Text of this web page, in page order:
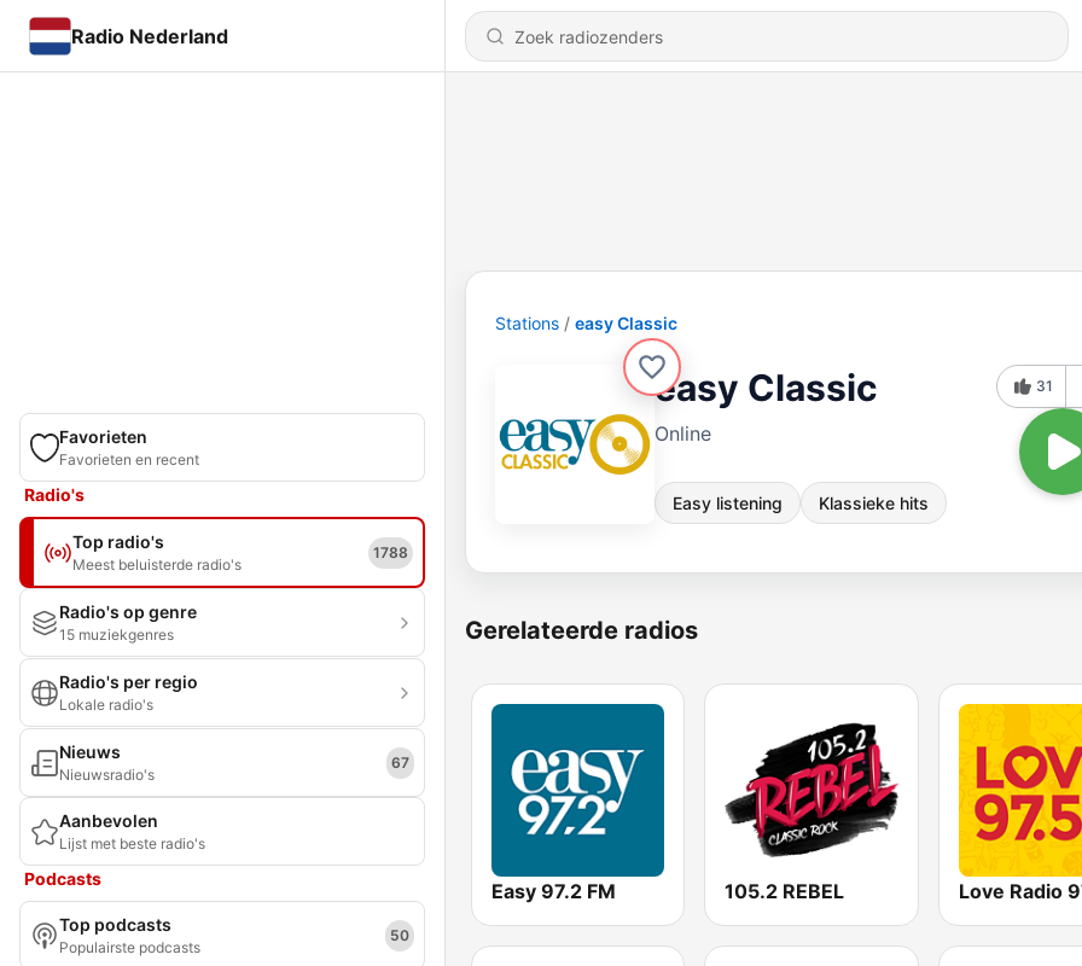
Radio Nederland
Favorieten
Favorieten en recent
Radio's
Top radio's
Meest beluisterde radio's
1788
Radio's op genre
15 muziekgenres
Radio's per regio
Lokale radio's
Nieuws
Nieuwsradio's
67
Aanbevolen
Lijst met beste radio's
Podcasts
Top podcasts
Populairste podcasts
50
Stations easy Classic
easy Classic
Online
Easy listening Klassieke hits
31
Gerelateerde radios
Easy 97.2 FM 105.2 REBEL Love Radio